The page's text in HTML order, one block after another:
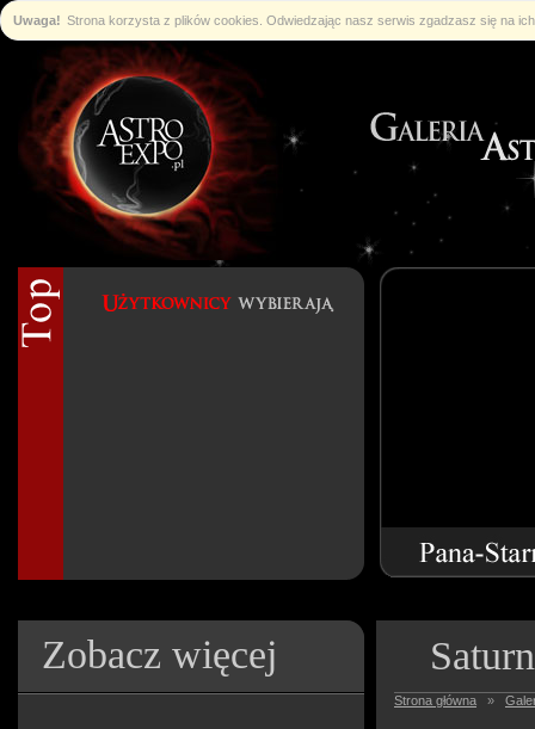
Uwaga! Strona korzysta z plików cookies. Odwiedzając nasz serwis zgadzasz się na
Zobacz więcej Saturn
Strona główna »